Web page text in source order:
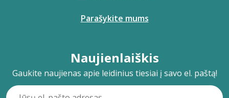
Parašykite mums
Naujienlaiškis
Gaukite naujienas apie leidinius tiesiai į savo el. paštą!